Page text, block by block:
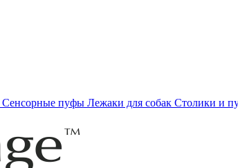
Сенсорные пуфы Лежаки для собак Столики и